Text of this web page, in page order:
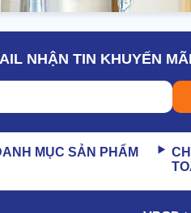
NHẬN TIN KHUYẾN MÃI
MỤC SẢN PHẨM